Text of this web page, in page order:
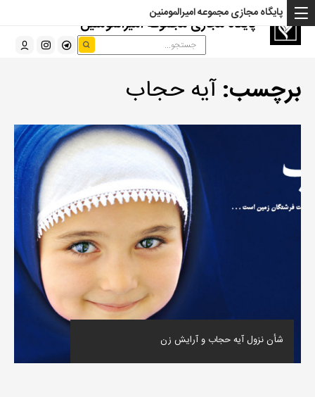
پایگاه مجازی مجموعه امیرالمومنین
پایگاه مجازی مجموعه امیرالمومنین
برچسب:آیه حجاب
شأن نزول آیه حجاب و آرایش زن